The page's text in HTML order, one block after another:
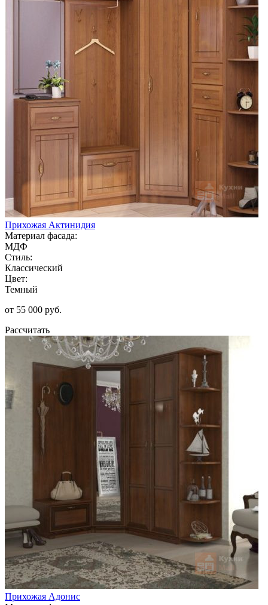
Прихожая Актинидия
Материал фасада:
МДФ
Стиль:
Классический
Цвет:
Темный
от 55 000 руб.
Рассчитать
Прихожая Адонис